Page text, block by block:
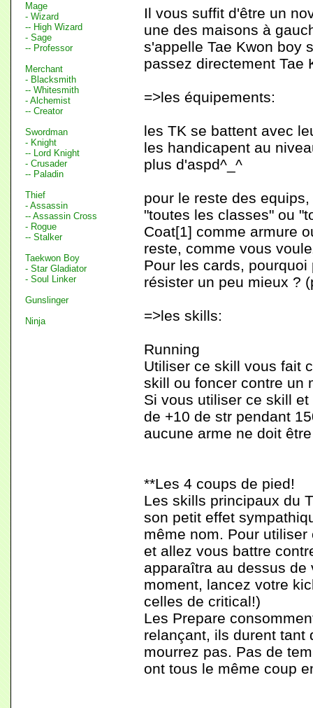
Mage
- Wizard
-- High Wizard
- Sage
-- Professor
Merchant
- Blacksmith
-- Whitesmith
- Alchemist
-- Creator
Swordman
- Knight
-- Lord Knight
- Crusader
-- Paladin
Thief
- Assassin
-- Assassin Cross
- Rogue
-- Stalker
Taekwon Boy
- Star Gladiator
- Soul Linker
Gunslinger
Ninja
Il vous suffit d'être un
une des maisons à
s'appelle Tae Kwon boy
passez directement Tae
=>les équipements:
les TK se battent avec
les handicapent au
plus d'aspd^_^
pour le reste des
"toutes les classes" ou
Coat[1] comme armure
reste, comme vous
Pour les cards,
résister un peu mieux ?
=>les skills:
Running
Utiliser ce skill vous fait
skill ou foncer contre un
Si vous utiliser ce skill
de +10 de str pendant
aucune arme ne doit
**Les 4 coups de pied!
Les skills principaux du
son petit effet
même nom. Pour
et allez vous battre
apparaîtra au dessus
moment, lancez votre
celles de critical!)
Les Prepare
relançant, ils durent tant
mourrez pas. Pas de
ont tous le même coup